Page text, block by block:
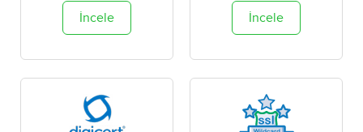
İncele İncele